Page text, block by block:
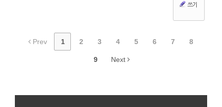
쓰기
Prev 1 2 3 4 5 6 7 8
9 Next